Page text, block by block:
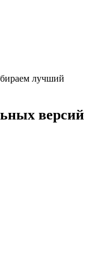
лучший
версий